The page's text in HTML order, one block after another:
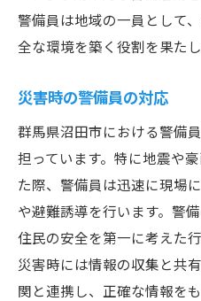
仕事の安定性と将
警備員としての充
給与に見合う価値
地域の安全を守る警
県沼田市から
警備員としての社
地域住民からの信
緊急時の対応力の
警備の仕事に誇
警備員は地域の一員として
全な環境を築く役割を果たし
災害時の警備員の対応
群馬県沼田市における警備
担っています。特に地震や
た際、警備員は迅速に現場
や避難誘導を行います。警
住民の安全を第一に考えた
災害時には情報の収集と共
関と連携し、正確な情報を